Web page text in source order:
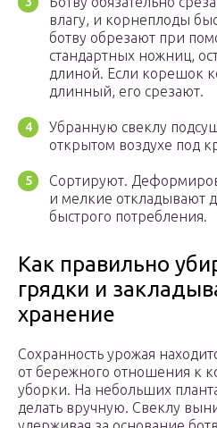
влагу, и корнеплоды
ботву обрезают при
стандартных ножниц,
длиной. Если корешок
длинный, его срезают.
Убранную свеклу
открытом воздухе под
Сортируют.
и мелкие откладывают
быстрого потребления.
Как правильно
грядки и
хранение
Сохранность урожая
от бережного отношения к
уборки. На небольших
делать вручную. Свеклу